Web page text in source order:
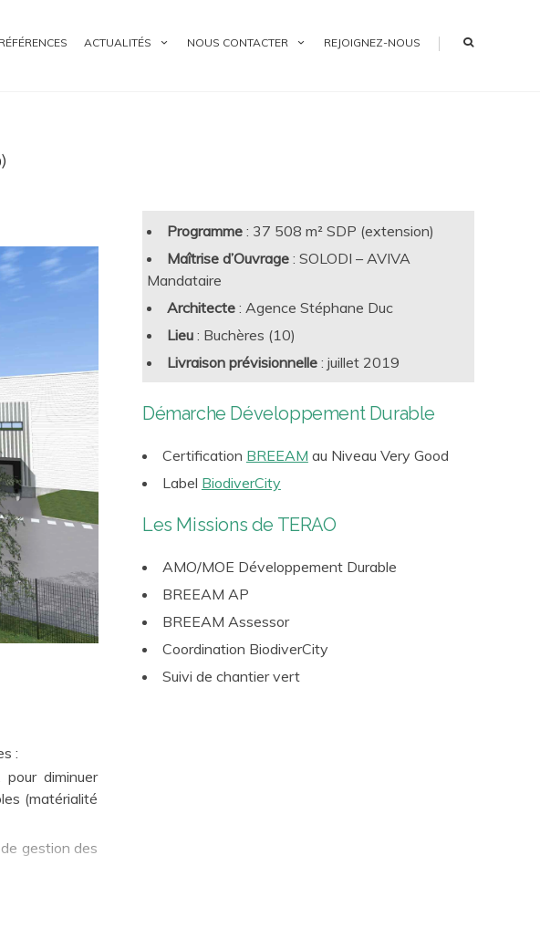
RÉFÉRENCES ACTUALITÉS NOUS CONTACTER REJOIGNEZ-NOUS |
:
diminuer
(matérialité
gestion des
alternatifs :
Programme : 37 508 m² SDP (extension)
Maîtrise d’Ouvrage : SOLODI – AVIVA
Mandataire
Architecte : Agence Stéphane Duc
Lieu : Buchères (10)
Livraison prévisionnelle : juillet 2019
Démarche Développement Durable
Certification BREEAM au Niveau Very Good
Label BiodiverCity
Les Missions de TERAO
AMO/MOE Développement Durable
BREEAM AP
BREEAM Assessor
Coordination BiodiverCity
Suivi de chantier vert